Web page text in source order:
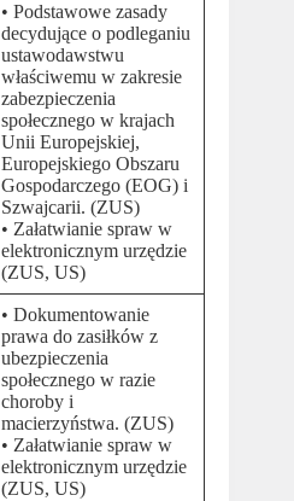
• Podstawowe zasady
decydujące o podleganiu
ustawodawstwu
właściwemu w zakresie
zabezpieczenia
społecznego w krajach
Unii Europejskiej,
Europejskiego Obszaru
Gospodarczego (EOG) i
Szwajcarii. (ZUS)
• Załatwianie spraw w
elektronicznym urzędzie
(ZUS, US)
• Dokumentowanie
prawa do zasiłków z
ubezpieczenia
społecznego w razie
choroby i
macierzyństwa. (ZUS)
• Załatwianie spraw w
elektronicznym urzędzie
(ZUS, US)